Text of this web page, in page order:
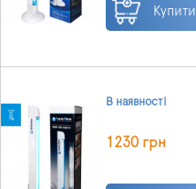
Купити
В наявності
1230 грн